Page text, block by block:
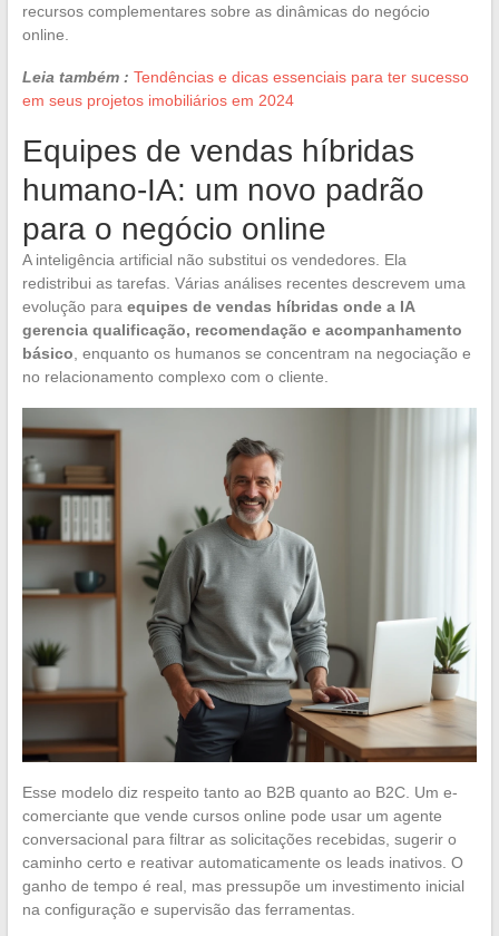
recursos complementares sobre as dinâmicas do negócio
online.
Leia também : Tendências e dicas essenciais para ter sucesso
em seus projetos imobiliários em 2024
Equipes de vendas híbridas
humano-IA: um novo padrão
para o negócio online
A inteligência artificial não substitui os vendedores. Ela
redistribui as tarefas. Várias análises recentes descrevem uma
evolução para equipes de vendas híbridas onde a IA
gerencia qualificação, recomendação e acompanhamento
básico , enquanto os humanos se concentram na negociação e
no relacionamento complexo com o cliente.
Esse modelo diz respeito tanto ao B2B quanto ao B2C. Um e-
comerciante que vende cursos online pode usar um agente
conversacional para filtrar as solicitações recebidas, sugerir o
caminho certo e reativar automaticamente os leads inativos. O
ganho de tempo é real, mas pressupõe um investimento inicial
na configuração e supervisão das ferramentas.